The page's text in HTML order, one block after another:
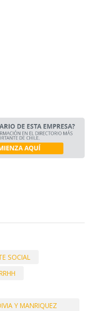
SOCIAL
Y MANRIQUEZ